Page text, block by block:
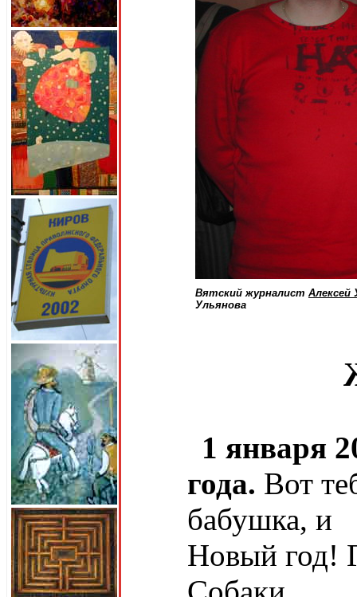
Вятский журналист Алексей
Ульянова
1 января
года. Вот
бабушка, и
Новый год!